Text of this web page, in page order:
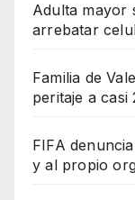
Adulta mayor
arrebatar
Familia de
peritaje a
FIFA
y al propio